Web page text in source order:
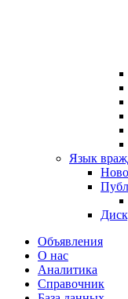
Язык
Объявления
О нас
Аналитика
Справочник